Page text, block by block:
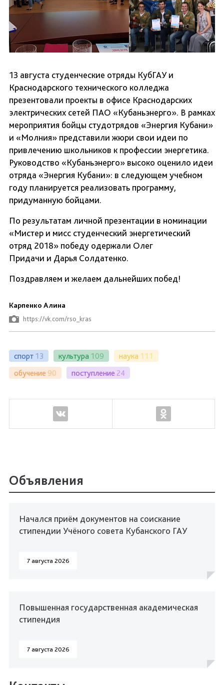
13 августа студенческие отряды КубГАУ и
Краснодарского технического колледжа
презентовали проекты в офисе Краснодарских
электрических сетей ПАО «Кубаньэнерго». В рамках
мероприятия бойцы студотрядов «Энергия Кубани»
и «Молния» представили жюри свои идеи по
привлечению школьников к профессии энергетика.
Руководство «Кубаньэнерго» высоко оценило идеи
отряда «Энергия Кубани»: в следующем учебном
году планируется реализовать программу,
придуманную бойцами.
По результатам личной презентации в номинации
«Мистер и мисс студенческий энергетический
отряд 2018» победу одержали Олег
Придачи и Дарья Солдатенко.
Поздравляем и желаем дальнейших побед!
Карпенко Алина
https://vk.com/rso_kras
спорт 13 культура 109 наука 111
обучение 90 поступление 24
Объявления
Начался приём документов на соискание
стипендии Учёного совета Кубанского ГАУ
7 августа 2026
Повышенная государственная академическая
стипендия
7 августа 2026